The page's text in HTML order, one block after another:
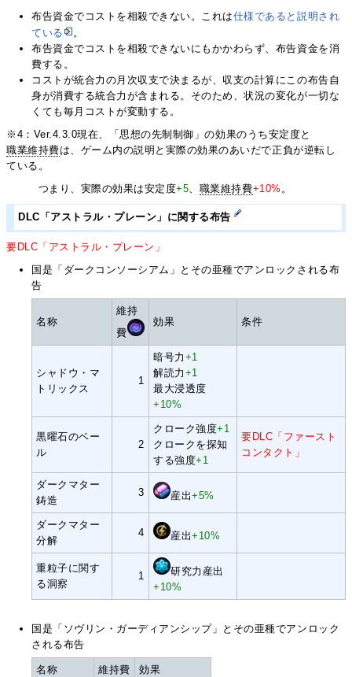
布告資金でコストを相殺できない。これは仕様であると説明され
ている
。
布告資金でコストを相殺できないにもかかわらず、布告資金を消
費する。
コストが統合力の月次収支で決まるが、収支の計算にこの布告自
身が消費する統合力が含まれる。そのため、状況の変化が一切な
くても毎月コストが変動する。
※4：Ver.4.3.0現在、「思想の先制制御」の効果のうち安定度と
職業維持費は、ゲーム内の説明と実際の効果のあいだで正負が逆転し
ている。
つまり、実際の効果は安定度+5、 職業維持費+10% 。
DLC「アストラル・プレーン」に関する布告
要DLC「アストラル・プレーン」
国是「ダークコンソーシアム」とその亜種でアンロックされる布
告
名称
維持
費
効果 条件
シャドウ・マ
トリックス
1
暗号力 +1
解読力 +1
最大浸透度
+10%
黒曜石のベー
ル
2
クローク強度+1
クロークを探知
する強度+1
要DLC「ファースト
コンタクト」
ダークマター
鋳造
3 産出+5%
ダークマター
分解
4 産出+10%
重粒子に関す
る洞察
1
研究力産出
+10%
国是「ソヴリン・ガーディアンシップ」とその亜種でアンロック
される布告
名称 維持費 効果